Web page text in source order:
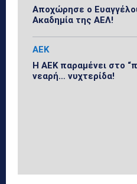
Αποχώρησε ο
Ακαδημία της ΑΕΛ!
ΑΕΚ
Η ΑΕΚ παραμένει στο
νεαρή… νυχτερίδα!